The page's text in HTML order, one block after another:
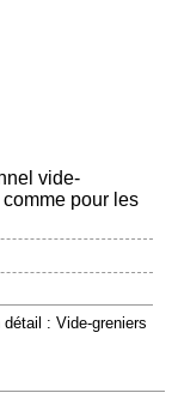
vide-
pour les
détail : Vide-greniers